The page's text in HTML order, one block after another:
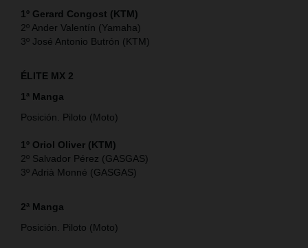
1º Gerard Congost (KTM)
2º Ander Valentín (Yamaha)
3º José Antonio Butrón (KTM)
ÉLITE MX 2
1ª Manga
Posición. Piloto (Moto)
1º Oriol Oliver (KTM)
2º Salvador Pérez (GASGAS)
3º Adrià Monné (GASGAS)
2ª Manga
Posición. Piloto (Moto)